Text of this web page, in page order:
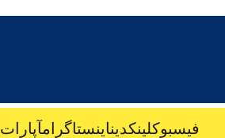
فیسبوکلینکدیناینستاگرامآپارات